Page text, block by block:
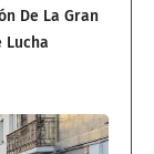
De La Gran
Lucha